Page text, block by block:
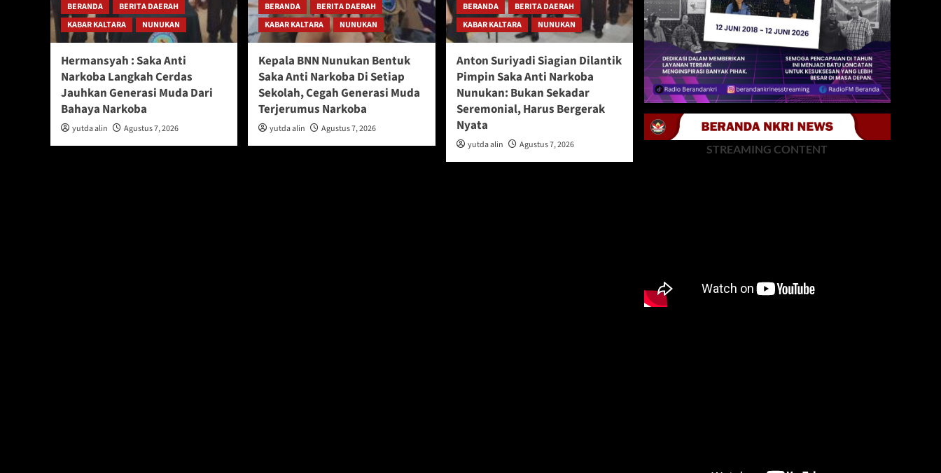
BERANDA
BERITA DAERAH
KABAR KALTARA
NUNUKAN
Hermansyah : Saka Anti
Narkoba Langkah Cerdas
Jauhkan Generasi Muda Dari
Bahaya Narkoba
yutda alin Agustus 7, 2026
BERANDA
BERITA DAERAH
KABAR KALTARA
NUNUKAN
Kepala BNN Nunukan Bentuk
Saka Anti Narkoba Di Setiap
Sekolah, Cegah Generasi Muda
Terjerumus Narkoba
yutda alin Agustus 7, 2026
BERANDA
BERITA DAERAH
KABAR KALTARA
NUNUKAN
Anton Suriyadi Siagian Dilantik
Pimpin Saka Anti Narkoba
Nunukan: Bukan Sekadar
Seremonial, Harus Bergerak
Nyata
yutda alin Agustus 7, 2026 STREAMING CONTENT